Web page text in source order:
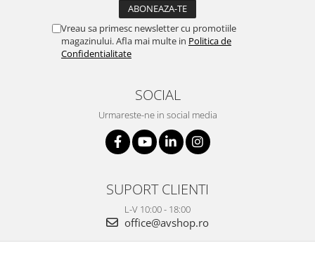
Vreau sa primesc newsletter cu promotiile
magazinului. Afla mai multe in Politica de
Confidentialitate
SOCIAL
Urmareste-ne in social media
SUPORT CLIENTI
L-V 10:00 - 18:00
office@avshop.ro